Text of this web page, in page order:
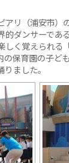
アリ（浦安市）
的ダンサーであ
しく覚えられ
の保育園の子ど
ました。